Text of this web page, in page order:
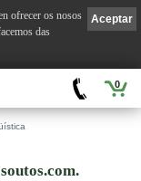
0
Aceptar
ofrecer os nosos
das